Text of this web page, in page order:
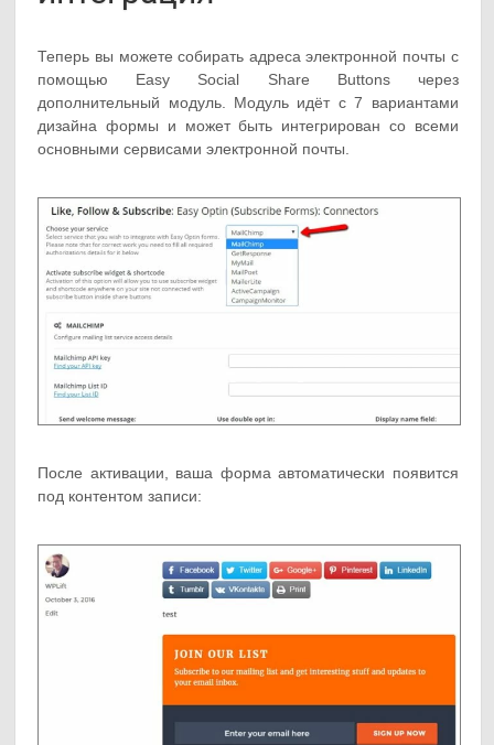
Теперь вы можете собирать адреса электронной почты с
помощью Easy Social Share Buttons через
дополнительный модуль. Модуль идёт с 7 вариантами
дизайна формы и может быть интегрирован со всеми
основными сервисами электронной почты.
После активации, ваша форма автоматически появится
под контентом записи: